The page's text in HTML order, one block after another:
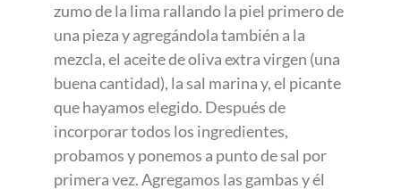
zumo de la lima rallando la piel primero de
una pieza y agregándola también a la
mezcla, el aceite de oliva extra virgen (una
buena cantidad), la sal marina y, el picante
que hayamos elegido. Después de
incorporar todos los ingredientes,
probamos y ponemos a punto de sal por
primera vez. Agregamos las gambas y él